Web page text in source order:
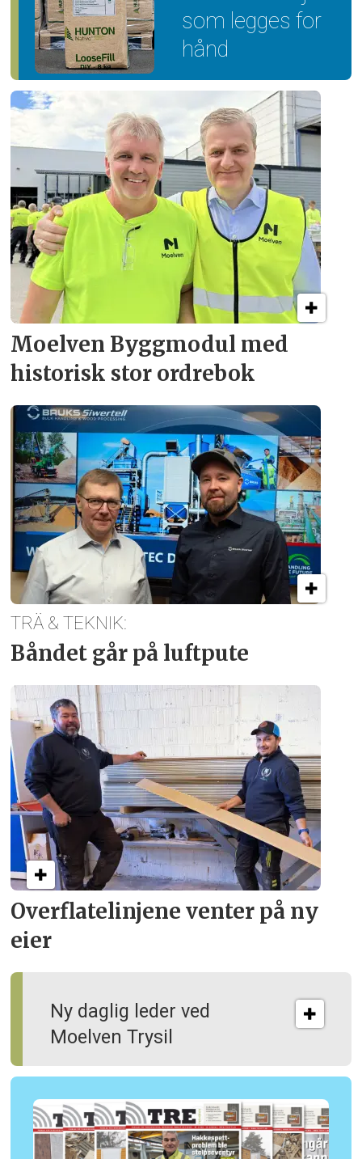
som legges for
hånd
Moelven Byggmodul med
historisk stor ordrebok
Overflate­linjene venter på ny
eier
Ny daglig leder ved
Moelven Trysil
TRÄ & TEKNIK:
Båndet går på luftpute